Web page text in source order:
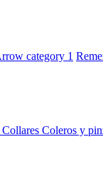
Collares Coleros y